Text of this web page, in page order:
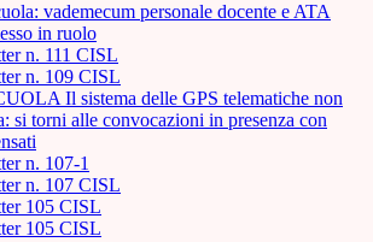
vademecum personale docente e ATA
in ruolo
n. 111 CISL
n. 109 CISL
Il sistema delle GPS telematiche non
si torni alle convocazioni in presenza con
n. 107-1
n. 107 CISL
105 CISL
105 CISL